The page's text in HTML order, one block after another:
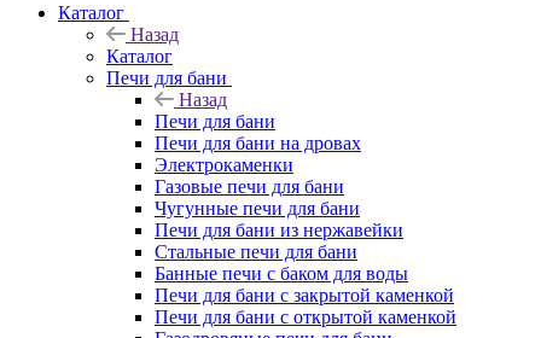
Каталог
Назад
Каталог
Печи для бани
Назад
Печи для бани
Печи для бани на дровах
Электрокаменки
Газовые печи для бани
Чугунные печи для бани
Печи для бани из нержавейки
Стальные печи для бани
Банные печи с баком для воды
Печи для бани с закрытой каменкой
Печи для бани с открытой каменкой